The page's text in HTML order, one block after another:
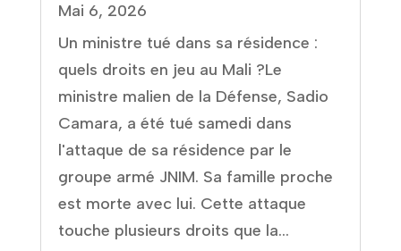
Mai 6, 2026
Un ministre tué dans sa résidence :
quels droits en jeu au Mali ?Le
ministre malien de la Défense, Sadio
Camara, a été tué samedi dans
l'attaque de sa résidence par le
groupe armé JNIM. Sa famille proche
est morte avec lui. Cette attaque
touche plusieurs droits que la...